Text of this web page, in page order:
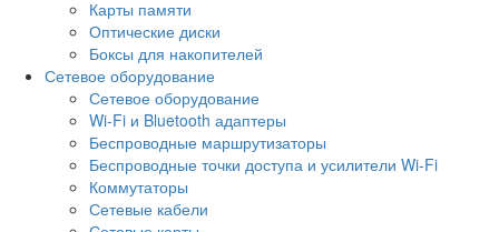
Карты памяти
Оптические диски
Боксы для накопителей
Сетевое оборудование
Сетевое оборудование
Wi-Fi и Bluetooth адаптеры
Беспроводные маршрутизаторы
Беспроводные точки доступа и усилители Wi-Fi
Коммутаторы
Сетевые кабели